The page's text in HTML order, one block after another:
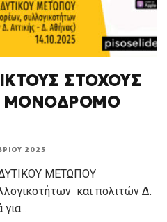
ΣΤΟΧΟΥΣ
ΜΟΝΟΔΡΟΜΟ
2025
ΜΕΤΩΠΟΥ
και πολιτών Δ.
για...